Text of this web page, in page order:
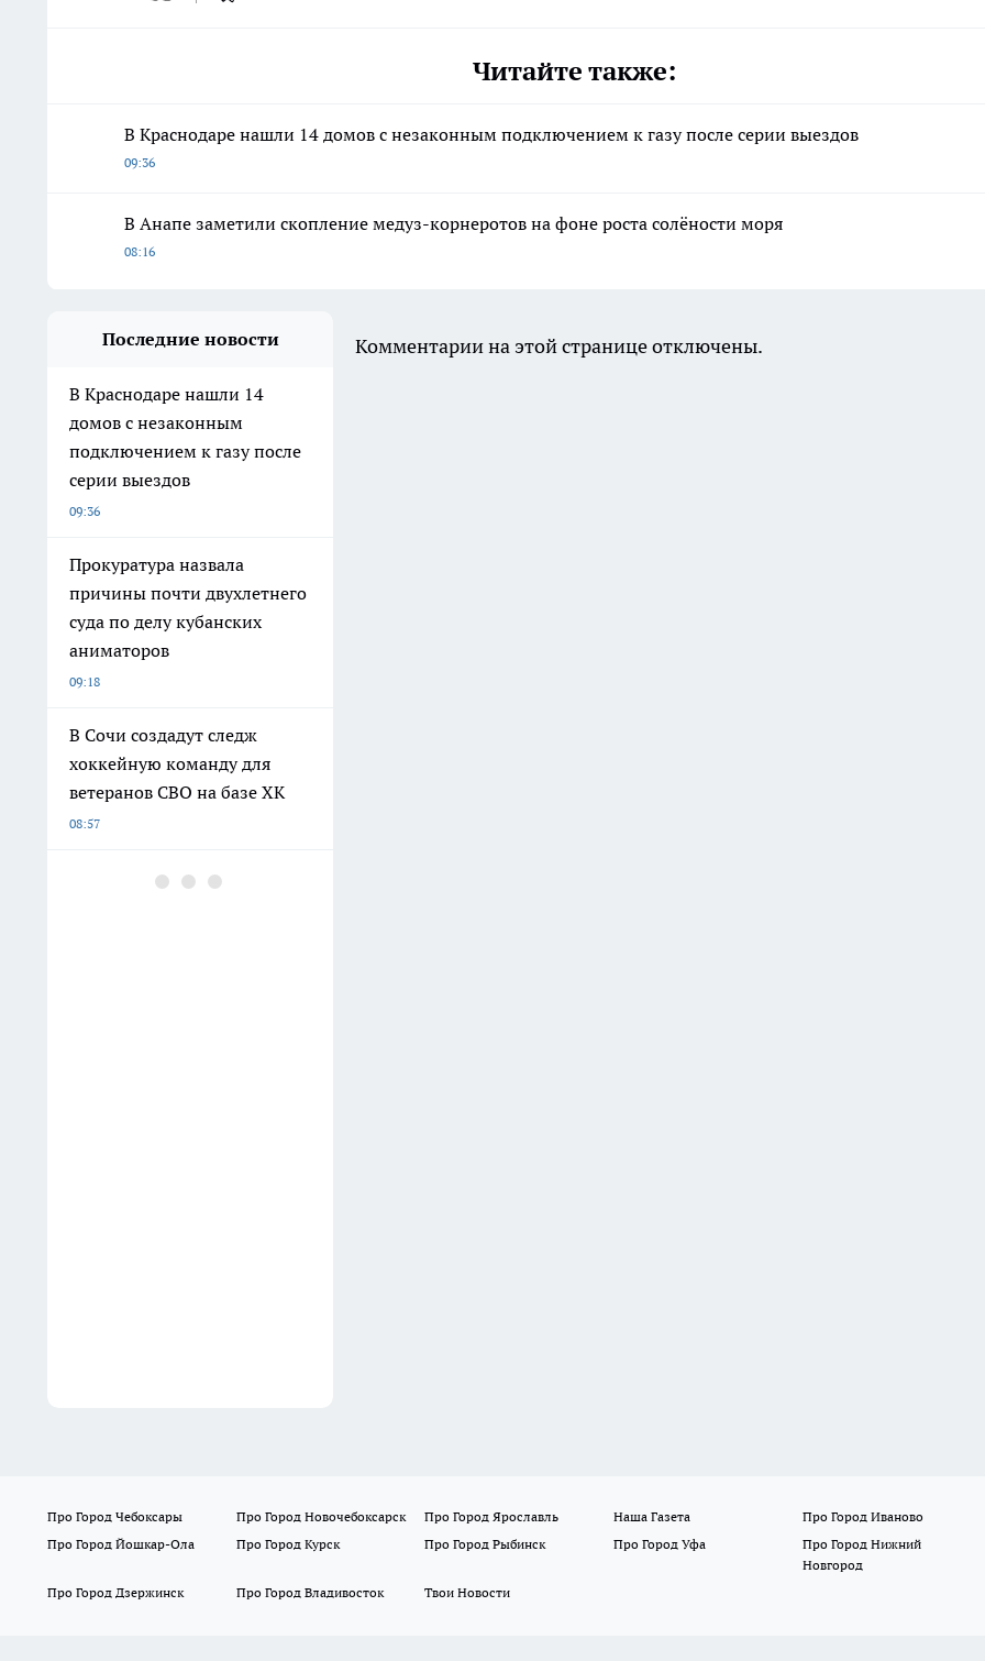
Читайте также:
В Краснодаре нашли 14 домов с незаконным подключением к газу после серии выездов
09:36
В Анапе заметили скопление медуз-корнеротов на фоне роста солёности моря
08:16
Последние новости
В Краснодаре нашли 14
домов с незаконным
подключением к газу после
серии выездов
09:36
Прокуратура назвала
причины почти двухлетнего
суда по делу кубанских
аниматоров
09:18
В Сочи создадут следж
хоккейную команду для
ветеранов СВО на базе ХК
08:57
Аэропорт Сочи вернулся к
Комментарии на этой странице отключены.
Про Город Чебоксары Про Город Новочебоксарск Про Город Ярославль Наша Газета
Про Город Иваново
Про Город Йошкар-Ола
Про Город Курск Про Город Рыбинск Про Город Уфа
Про Город Нижний
Новгород
Про Город Дзержинск
Про Город Владивосток Твои Новости